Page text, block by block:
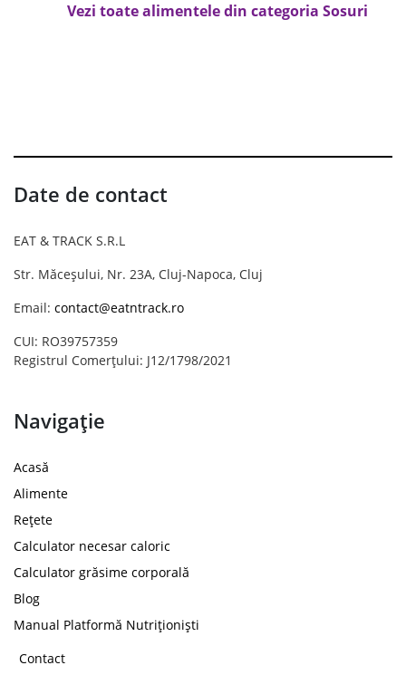
Vezi toate alimentele din categoria Sosuri
Date de contact
EAT & TRACK S.R.L
Str. Măceșului, Nr. 23A, Cluj-Napoca, Cluj
Email: contact@eatntrack.ro
CUI: RO39757359
Registrul Comerțului: J12/1798/2021
Navigație
Acasă
Alimente
Rețete
Calculator necesar caloric
Calculator grăsime corporală
Blog
Manual Platformă Nutriționiști
Contact